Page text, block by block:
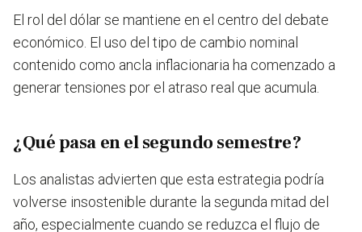
El rol del dólar se mantiene en el centro del debate
económico. El uso del tipo de cambio nominal
contenido como ancla inflacionaria ha comenzado a
generar tensiones por el atraso real que acumula.
¿Qué pasa en el segundo semestre?
Los analistas advierten que esta estrategia podría
volverse insostenible durante la segunda mitad del
año, especialmente cuando se reduzca el flujo de